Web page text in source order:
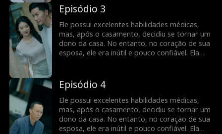
que ele salvasse seu avô e estava disposta a
se casar novamente com ele...
Episódio 3
Ele possui excelentes habilidades médicas,
mas, após o casamento, decidiu se tornar um
dono da casa. No entanto, no coração de sua
esposa, ele era inútil e pouco confiável. Ela
que ele salvasse seu avô e estava disposta a
se casar novamente com ele...
Episódio 4
Ele possui excelentes habilidades médicas,
mas, após o casamento, decidiu se tornar um
dono da casa. No entanto, no coração de sua
esposa, ele era inútil e pouco confiável. Ela